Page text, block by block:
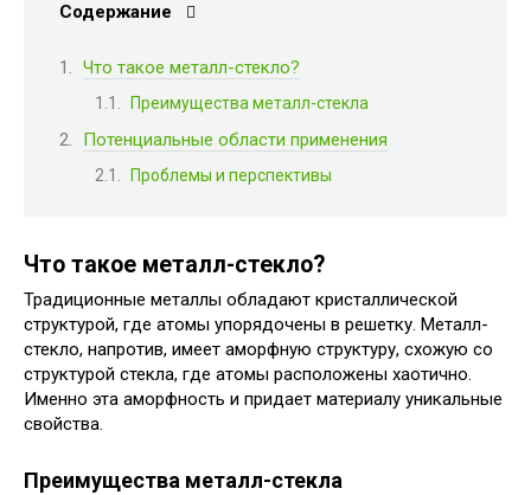
Содержание
Что такое металл-стекло?
Преимущества металл-стекла
Потенциальные области применения
Проблемы и перспективы
Что такое металл-стекло?
Традиционные металлы обладают кристаллической
структурой, где атомы упорядочены в решетку. Металл-
стекло, напротив, имеет аморфную структуру, схожую со
структурой стекла, где атомы расположены хаотично.
Именно эта аморфность и придает материалу уникальные
свойства.
Преимущества металл-стекла